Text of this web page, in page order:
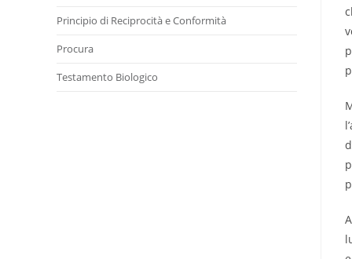
Principio di Reciprocità e Conformità
Procura
Testamento Biologico